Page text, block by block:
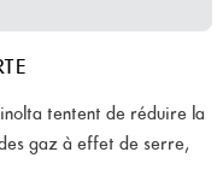
tentent de réduire la
gaz à effet de serre,